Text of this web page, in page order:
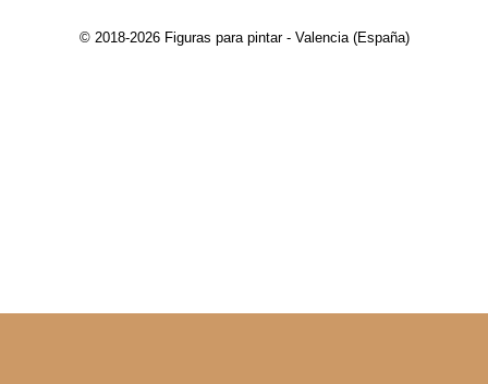
© 2018-2026 Figuras para pintar - Valencia (España)